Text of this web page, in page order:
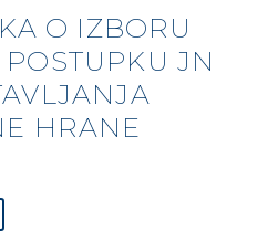
O IZBORU
JN
HRANE